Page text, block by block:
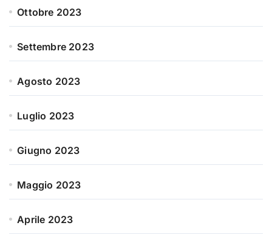
Ottobre 2023
Settembre 2023
Agosto 2023
Luglio 2023
Giugno 2023
Maggio 2023
Aprile 2023